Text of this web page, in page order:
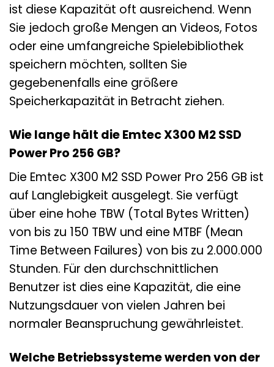
ist diese Kapazität oft ausreichend. Wenn
Sie jedoch große Mengen an Videos, Fotos
oder eine umfangreiche Spielebibliothek
speichern möchten, sollten Sie
gegebenenfalls eine größere
Speicherkapazität in Betracht ziehen.
Wie lange hält die Emtec X300 M2 SSD
Power Pro 256 GB?
Die Emtec X300 M2 SSD Power Pro 256 GB ist
auf Langlebigkeit ausgelegt. Sie verfügt
über eine hohe TBW (Total Bytes Written)
von bis zu 150 TBW und eine MTBF (Mean
Time Between Failures) von bis zu 2.000.000
Stunden. Für den durchschnittlichen
Benutzer ist dies eine Kapazität, die eine
Nutzungsdauer von vielen Jahren bei
normaler Beanspruchung gewährleistet.
Welche Betriebssysteme werden von der